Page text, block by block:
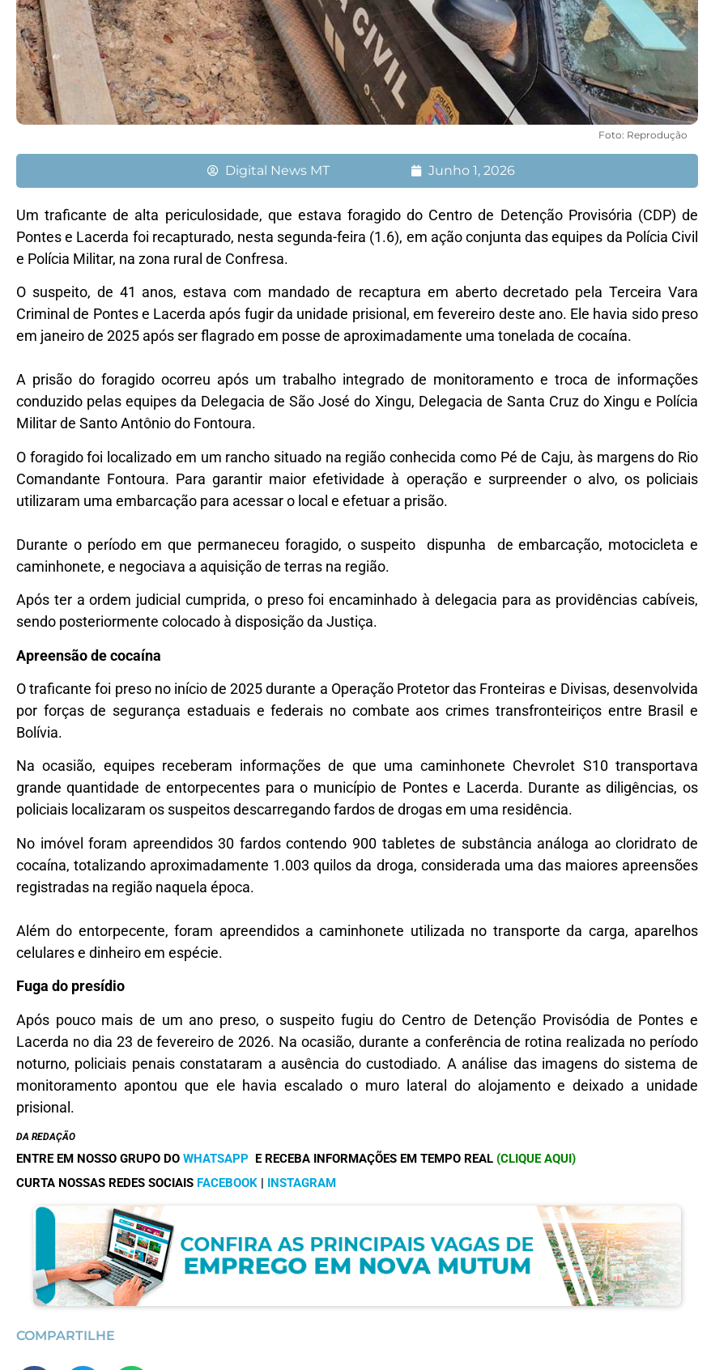
Foto: Reprodução
Digital News MT Junho 1, 2026
Um traficante de alta periculosidade, que estava foragido do Centro de Detenção Provisória (CDP) de
Pontes e Lacerda foi recapturado, nesta segunda-feira (1.6), em ação conjunta das equipes da Polícia Civil
e Polícia Militar, na zona rural de Confresa.
O suspeito, de 41 anos, estava com mandado de recaptura em aberto decretado pela Terceira Vara
Criminal de Pontes e Lacerda após fugir da unidade prisional, em fevereiro deste ano. Ele havia sido preso
em janeiro de 2025 após ser flagrado em posse de aproximadamente uma tonelada de cocaína.
A prisão do foragido ocorreu após um trabalho integrado de monitoramento e troca de informações
conduzido pelas equipes da Delegacia de São José do Xingu, Delegacia de Santa Cruz do Xingu e Polícia
Militar de Santo Antônio do Fontoura.
O foragido foi localizado em um rancho situado na região conhecida como Pé de Caju, às margens do Rio
Comandante Fontoura. Para garantir maior efetividade à operação e surpreender o alvo, os policiais
utilizaram uma embarcação para acessar o local e efetuar a prisão.
Durante o período em que permaneceu foragido, o suspeito dispunha de embarcação, motocicleta e
caminhonete, e negociava a aquisição de terras na região.
Após ter a ordem judicial cumprida, o preso foi encaminhado à delegacia para as providências cabíveis,
sendo posteriormente colocado à disposição da Justiça.
Apreensão de cocaína
O traficante foi preso no início de 2025 durante a Operação Protetor das Fronteiras e Divisas, desenvolvida
por forças de segurança estaduais e federais no combate aos crimes transfronteiriços entre Brasil e
Bolívia.
Na ocasião, equipes receberam informações de que uma caminhonete Chevrolet S10 transportava
grande quantidade de entorpecentes para o município de Pontes e Lacerda. Durante as diligências, os
policiais localizaram os suspeitos descarregando fardos de drogas em uma residência.
No imóvel foram apreendidos 30 fardos contendo 900 tabletes de substância análoga ao cloridrato de
cocaína, totalizando aproximadamente 1.003 quilos da droga, considerada uma das maiores apreensões
registradas na região naquela época.
Além do entorpecente, foram apreendidos a caminhonete utilizada no transporte da carga, aparelhos
celulares e dinheiro em espécie.
Fuga do presídio
Após pouco mais de um ano preso, o suspeito fugiu do Centro de Detenção Provisódia de Pontes e
Lacerda no dia 23 de fevereiro de 2026. Na ocasião, durante a conferência de rotina realizada no período
noturno, policiais penais constataram a ausência do custodiado. A análise das imagens do sistema de
monitoramento apontou que ele havia escalado o muro lateral do alojamento e deixado a unidade
prisional.
DA REDAÇÃO
ENTRE EM NOSSO GRUPO DO WHATSAPP E RECEBA INFORMAÇÕES EM TEMPO REAL (CLIQUE AQUI)
CURTA NOSSAS REDES SOCIAIS FACEBOOK | INSTAGRAM
COMPARTILHE